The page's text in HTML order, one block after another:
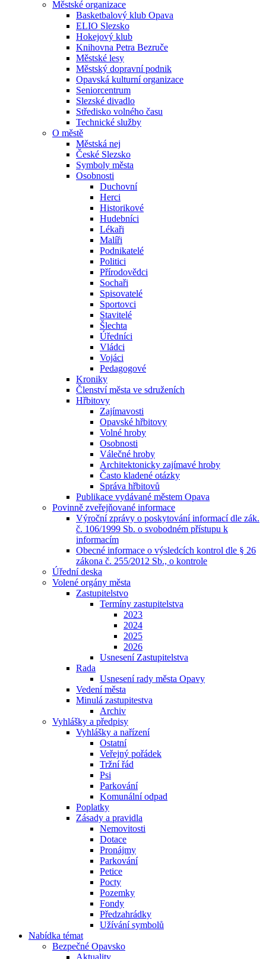
Městské organizace
Basketbalový klub Opava
ELIO Slezsko
Hokejový klub
Knihovna Petra Bezruče
Městské lesy
Městský dopravní podnik
Opavská kulturní organizace
Seniorcentrum
Slezské divadlo
Středisko volného času
Technické služby
O městě
Městská nej
České Slezsko
Symboly města
Osobnosti
Duchovní
Herci
Historikové
Hudebníci
Lékaři
Malíři
Podnikatelé
Politici
Přírodovědci
Sochaři
Spisovatelé
Sportovci
Stavitelé
Šlechta
Úředníci
Vládci
Vojáci
Pedagogové
Kroniky
Členství města ve sdruženích
Hřbitovy
Zajímavosti
Opavské hřbitovy
Volné hroby
Osobnosti
Válečné hroby
Architektonicky zajímavé hroby
Často kladené otázky
Správa hřbitovů
Publikace vydávané městem Opava
Povinně zveřejňované informace
Výroční zprávy o poskytování informací dle zák.
č. 106/1999 Sb. o svobodném přístupu k
informacím
Obecné informace o výsledcích kontrol dle § 26
zákona č. 255/2012 Sb., o kontrole
Úřední deska
Volené orgány města
Zastupitelstvo
Termíny zastupitelstva
2023
2024
2025
2026
Usnesení Zastupitelstva
Rada
Usnesení rady města Opavy
Vedení města
Minulá zastupitestva
Archiv
Vyhlášky a předpisy
Vyhlášky a nařízení
Ostatní
Veřejný pořádek
Tržní řád
Psi
Parkování
Komunální odpad
Poplatky
Zásady a pravidla
Nemovitosti
Dotace
Pronájmy
Parkování
Petice
Pocty
Pozemky
Fondy
Předzahrádky
Užívání symbolů
Nabídka témat
Bezpečné Opavsko